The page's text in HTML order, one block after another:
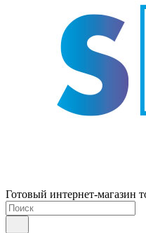
Готовый интернет-магазин